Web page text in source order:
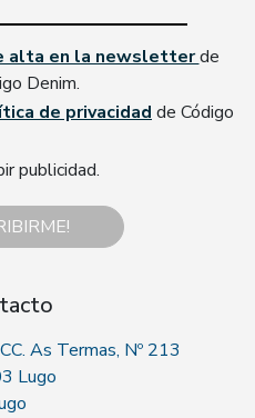
alta en la newsletterde
Denim.
de privacidadde Código
publicidad.
As Termas, Nº 213
Lugo